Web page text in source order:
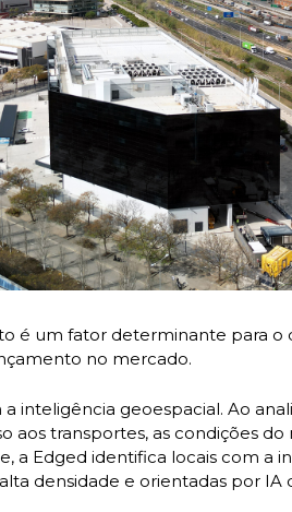
é um fator determinante para o
no mercado.
inteligência geoespacial. Ao
aos transportes, as condições
a Edged identifica locais com a
densidade e orientadas por IA